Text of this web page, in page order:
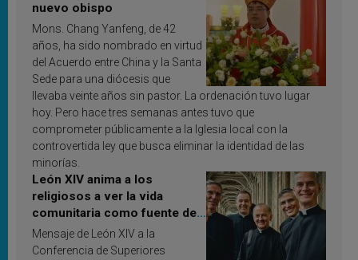
nuevo obispo
Mons. Chang Yanfeng, de 42
años, ha sido nombrado en virtud
del Acuerdo entre China y la Santa
Sede para una diócesis que
llevaba veinte años sin pastor. La ordenación tuvo lugar
hoy. Pero hace tres semanas antes tuvo que
comprometer públicamente a la Iglesia local con la
controvertida ley que busca eliminar la identidad de las
minorías.
León XIV anima a los
religiosos a ver la vida
comunitaria como fuente de
inspiración y santificación
Mensaje de León XIV a la
Conferencia de Superiores